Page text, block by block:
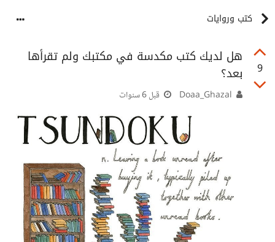
كتب وروايات
9
هل لديك كتب مكدسة في مكتبك ولم تقرأها
بعد؟
قبل 6 سنوات